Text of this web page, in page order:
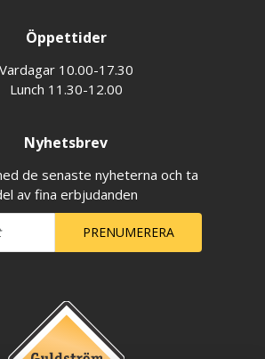
Öppettider
Vardagar 10.00-17.30
Lunch 11.30-12.00
Nyhetsbrev
de senaste nyheterna och ta
av fina erbjudanden
PRENUMERERA